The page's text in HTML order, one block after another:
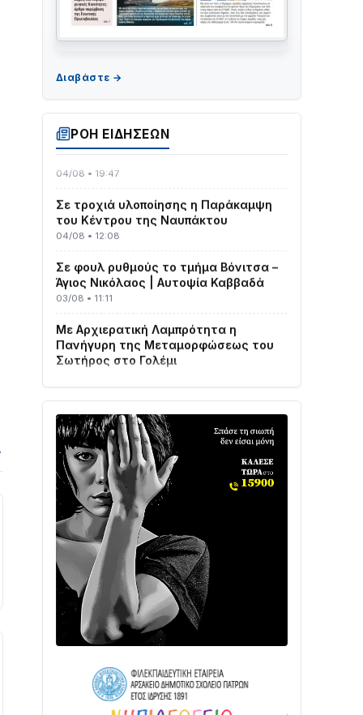
ΡΟΗ ΕΙΔΗΣΕΩΝ
ΤΟ ΠΑΡΤΥ ΣΥΝΕΧΙΖΕΤΑΙ…
Στο σκοτάδι μεγάλο μέρος στο Λυγιά
Ναυπάκτου
04/08 • 19:47
του Κέντρου της Ναυπάκτου
04/08 • 12:08
Άγιος Νικόλαος | Αυτοψία Καββαδά
03/08 • 11:11
Πανήγυρη της Μεταμορφώσεως του
Σωτήρος στο Γολέμι
03/08 • 07:45
Ενισχύεται η Πολιτική Προστασία στο
Δήμο Αγρινίου με δύο νέα υδροφόρα
οχήματα
02/08 • 18:26
Διαβάστε την «Ναυπακτία» που
κυκλοφορεί
31/07 • 08:16
Δωρίδα για Όλους: «Καμία εκχώρηση
των νερών στην ΕΥΔΑΠ»
28/07 • 21:46
Διαβάστε την «Ναυπακτία» που
κυκλοφορεί
24/07 • 11:31
ΣΤΗΝ ΠΥΡΟΣΒΕΣΤΙΚΗ ΓΙΑ ΦΩΤΙΑ ΣΤΟΝ
ΑΓΙΟ ΗΛΙΑ ΠΡΙΝ ΤΗ ΓΡΑΝΙΤΣΑ
24/07 • 11:03